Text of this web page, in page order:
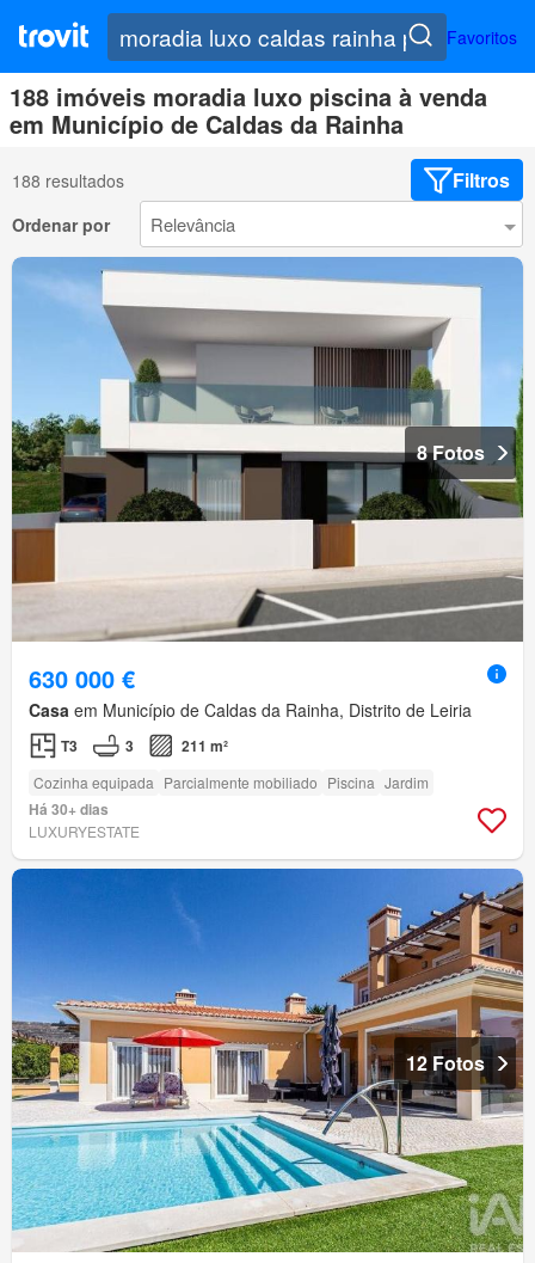
Favoritos
188 imóveis moradia luxo piscina à venda
em Município de Caldas da Rainha
188 resultados Filtros
Ordenar por
8 Fotos
630 000 €
Casa em Município de Caldas da Rainha, Distrito de Leiria
T3 3 211 m²
Cozinha equipada Parcialmente mobiliado Piscina Jardim
Há 30+ dias
LUXURYESTATE
12 Fotos